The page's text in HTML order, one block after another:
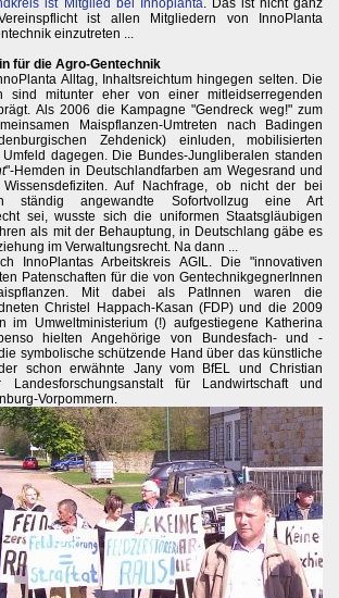
ist Mitglied bei Innoplanta. Das ist nicht ganz
ist allen Mitgliedern von InnoPlanta
einzutreten ...
für die Agro-Gentechnik
Alltag, Inhaltsreichtum hingegen selten. Die
sind mitunter eher von einer mitleidserregenden
Als 2006 die Kampagne "Gendreck weg!" zum
Maispflanzen-Umtreten nach Badingen
Zehdenick) einluden, mobilisierten
dagegen. Die Bundes-Jungliberalen standen
"-Hemden in Deutschlandfarben am Wegesrand und
Auf Nachfrage, ob nicht der bei
ständig angewandte Sofortvollzug eine Art
sei, wusste sich die uniformen Staatsgläubigen
als mit der Behauptung, in Deutschlang gäbe es
im Verwaltungsrecht. Na dann ...
InnoPlantas Arbeitskreis AGIL. Die "innovativen
Patenschaften für die von GentechnikgegnerInnen
Mit dabei als PatInnen waren die
Christel Happach-Kasan (FDP) und die 2009
im Umweltministerium (!) aufgestiegene Katherina
hielten Angehörige von Bundesfach- und -
symbolische schützende Hand über das künstliche
schon erwähnte Jany vom BfEL und Christian
für Landwirtschaft und
Vorpommern.